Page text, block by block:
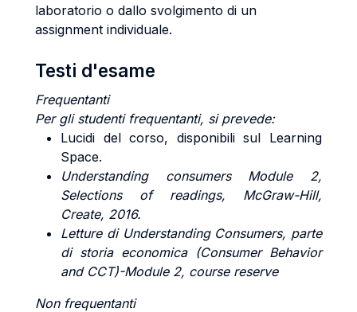
laboratorio o dallo svolgimento di un
assignment individuale.
Testi d'esame
Frequentanti
Per gli studenti frequentanti, si prevede:
Lucidi del corso, disponibili sul Learning
Space.
Understanding consumers Module 2,
Selections of readings, McGraw-Hill,
Create, 2016.
Letture di Understanding Consumers, parte
di storia economica (Consumer Behavior
and CCT)-Module 2, course reserve
Non frequentanti